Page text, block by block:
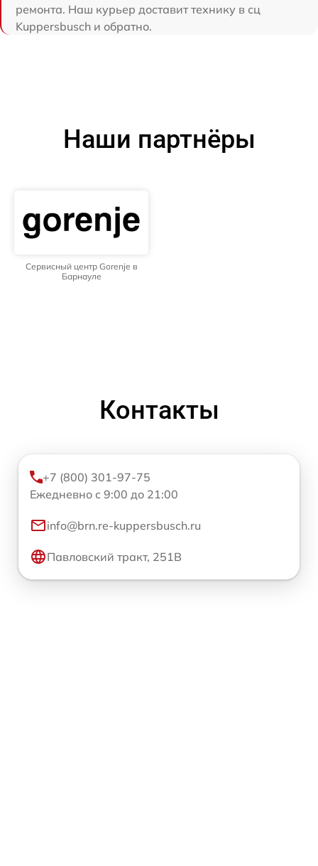
ремонта. Наш курьер доставит технику в сц
Kuppersbusch и обратно.
Наши партнёры
Сервисный центр Gorenje в
Барнауле
Контакты
+7 (800) 301-97-75
Ежедневно с 9:00 до 21:00
info@brn.re-kuppersbusch.ru
Павловский тракт, 251В